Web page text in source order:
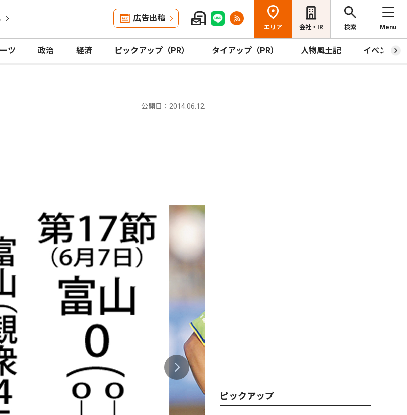
広告出稿
エリア 会社・IR 検索 Menu
ツ 政治 経済 ピックアップ（PR） タイアップ（PR） 人物風土記 イベント
公開日：2014.06.12
ピックアップ